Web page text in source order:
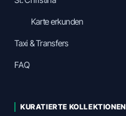
Karte erkunden
Taxi & Transfers
FAQ
KURATIERTE KOLLEKTIONEN